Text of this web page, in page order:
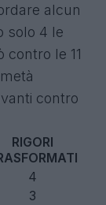
alcun
solo 4 le
contro le 11
contro
RIGORI
4
3